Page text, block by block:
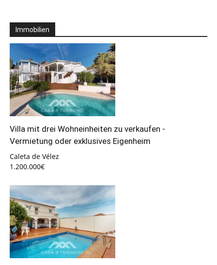
Immobilien
Villa mit drei Wohneinheiten zu verkaufen -
Vermietung oder exklusives Eigenheim
Caleta de Vélez
1.200.000€